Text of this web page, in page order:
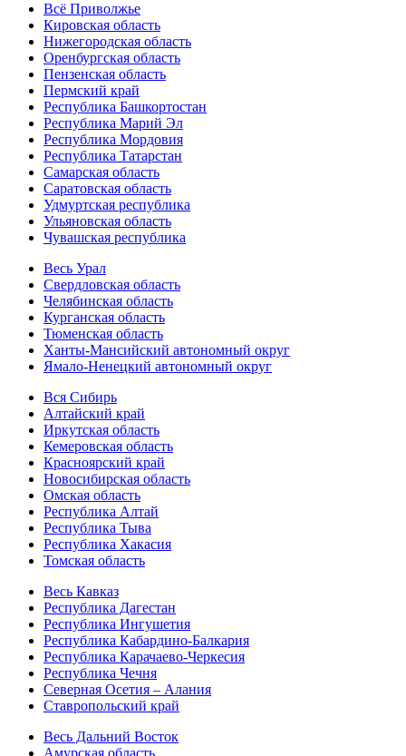
Всё Приволжье
Кировская область
Нижегородская область
Оренбургская область
Пензенская область
Пермский край
Республика Башкортостан
Республика Марий Эл
Республика Мордовия
Республика Татарстан
Самарская область
Саратовская область
Удмуртская республика
Ульяновская область
Чувашская республика
Весь Урал
Свердловская область
Челябинская область
Курганская область
Тюменская область
Ханты-Мансийский автономный округ
Ямало-Ненецкий автономный округ
Вся Сибирь
Алтайский край
Иркутская область
Кемеровская область
Красноярский край
Новосибирская область
Омская область
Республика Алтай
Республика Тыва
Республика Хакасия
Томская область
Весь Кавказ
Республика Дагестан
Республика Ингушетия
Республика Кабардино-Балкария
Республика Карачаево-Черкесия
Республика Чечня
Северная Осетия – Алания
Ставропольский край
Весь Дальний Восток
Амурская область